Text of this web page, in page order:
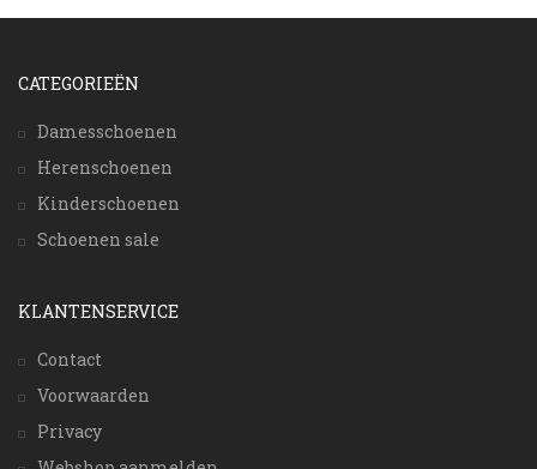
CATEGORIEËN
Damesschoenen
Herenschoenen
Kinderschoenen
Schoenen sale
KLANTENSERVICE
Contact
Voorwaarden
Privacy